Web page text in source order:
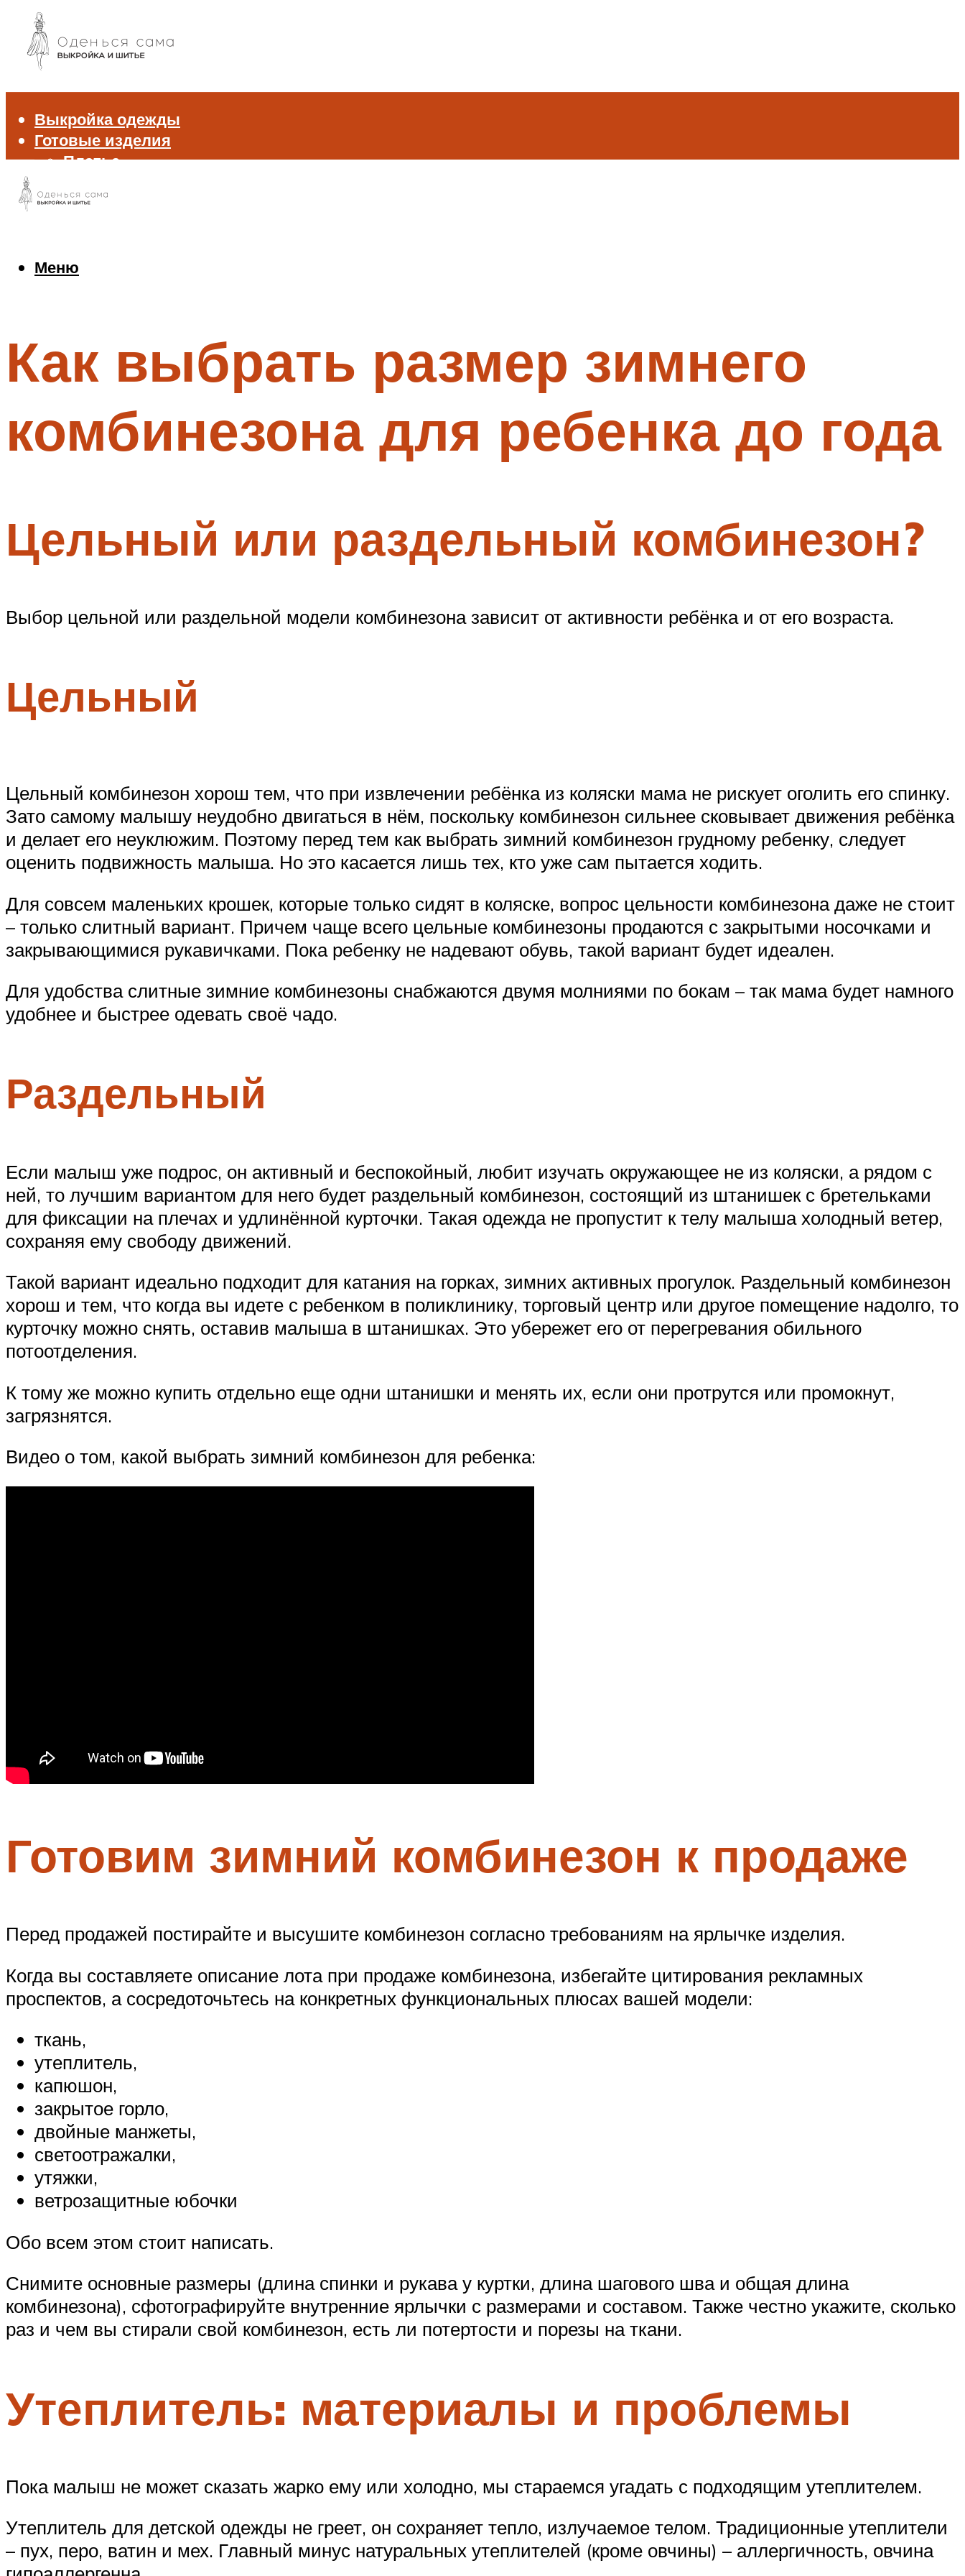
Выкройка одежды
Готовые изделия
Платье
Блуза и рубашка
Джемпер и свитер
Меню
Меню
Как выбрать размер зимнего
комбинезона для ребенка до года
Цельный или раздельный комбинезон?
Выбор цельной или раздельной модели комбинезона зависит от активности ребёнка и от его возраста.
Цельный
Цельный комбинезон хорош тем, что при извлечении ребёнка из коляски мама не рискует оголить его спинку.
Зато самому малышу неудобно двигаться в нём, поскольку комбинезон сильнее сковывает движения ребёнка
и делает его неуклюжим. Поэтому перед тем как выбрать зимний комбинезон грудному ребенку, следует
оценить подвижность малыша. Но это касается лишь тех, кто уже сам пытается ходить.
Для совсем маленьких крошек, которые только сидят в коляске, вопрос цельности комбинезона даже не стоит
– только слитный вариант. Причем чаще всего цельные комбинезоны продаются с закрытыми носочками и
закрывающимися рукавичками. Пока ребенку не надевают обувь, такой вариант будет идеален.
Для удобства слитные зимние комбинезоны снабжаются двумя молниями по бокам – так мама будет намного
удобнее и быстрее одевать своё чадо.
Раздельный
Если малыш уже подрос, он активный и беспокойный, любит изучать окружающее не из коляски, а рядом с
ней, то лучшим вариантом для него будет раздельный комбинезон, состоящий из штанишек с бретельками
для фиксации на плечах и удлинённой курточки. Такая одежда не пропустит к телу малыша холодный ветер,
сохраняя ему свободу движений.
Такой вариант идеально подходит для катания на горках, зимних активных прогулок. Раздельный комбинезон
хорош и тем, что когда вы идете с ребенком в поликлинику, торговый центр или другое помещение надолго, то
курточку можно снять, оставив малыша в штанишках. Это убережет его от перегревания обильного
потоотделения.
К тому же можно купить отдельно еще одни штанишки и менять их, если они протрутся или промокнут,
загрязнятся.
Видео о том, какой выбрать зимний комбинезон для ребенка:
Готовим зимний комбинезон к продаже
Перед продажей постирайте и высушите комбинезон согласно требованиям на ярлычке изделия.
Когда вы составляете описание лота при продаже комбинезона, избегайте цитирования рекламных
проспектов, а сосредоточьтесь на конкретных функциональных плюсах вашей модели:
ткань,
утеплитель,
капюшон,
закрытое горло,
двойные манжеты,
светоотражалки,
утяжки,
ветрозащитные юбочки
Обо всем этом стоит написать.
Снимите основные размеры (длина спинки и рукава у куртки, длина шагового шва и общая длина
комбинезона), сфотографируйте внутренние ярлычки с размерами и составом. Также честно укажите, сколько
раз и чем вы стирали свой комбинезон, есть ли потертости и порезы на ткани.
Утеплитель: материалы и проблемы
Пока малыш не может сказать жарко ему или холодно, мы стараемся угадать с подходящим утеплителем.
Утеплитель для детской одежды не греет, он сохраняет тепло, излучаемое телом. Традиционные утеплители
– пух, перо, ватин и мех. Главный минус натуральных утеплителей (кроме овчины) – аллергичность, овчина